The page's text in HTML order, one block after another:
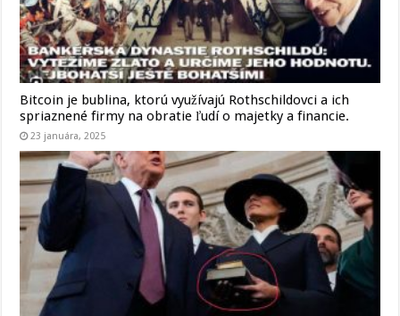
Bitcoin je bublina, ktorú využívajú Rothschildovci a ich
spriaznené firmy na obratie ľudí o majetky a financie.
23 januára, 2025